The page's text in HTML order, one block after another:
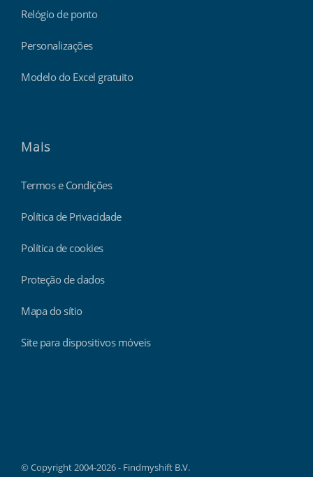
Relógio de ponto
Personalizações
Modelo do Excel gratuito
Mais
Termos e Condições
Política de Privacidade
Política de cookies
Proteção de dados
Mapa do sítio
Site para dispositivos móveis
© Copyright 2004-2026 - Findmyshift B.V.